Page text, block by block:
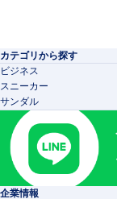
カテゴリから探す
ビジネス
スニーカー
サンダル
企業情報